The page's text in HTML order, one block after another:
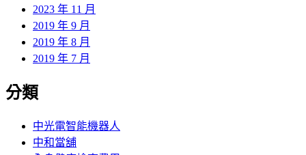
2023 年 11 月
2019 年 9 月
2019 年 8 月
2019 年 7 月
分類
中光電智能機器人
中和當舖